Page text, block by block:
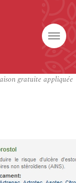
gratuite appliquée